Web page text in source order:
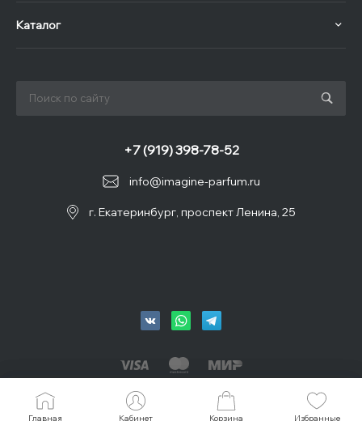
Главная Кабинет Корзина Избранные
Главная Кабинет Корзина Избранные
Каталог
info@imagine-parfum.ru
+7 (919) 398-78-52
г. Екатеринбург, проспект Ленина, 25
© 2026 IMAGINE, Все права защищены